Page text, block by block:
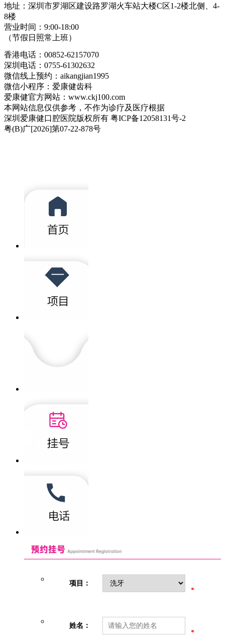
地址：深圳市罗湖区建设路罗湖火车站大楼C区1-2楼北侧、4-
8楼
营业时间：9:00-18:00
（节假日照常上班）
香港电话：00852-62157070
深圳电话：0755-61302632
微信线上预约：aikangjian1995
微信小程序：爱康健齿科
爱康健官方网站：www.ckj100.com
本网站信息仅供参考，不作为诊疗及医疗根据
深圳爱康健口腔医院版权所有 粤ICP备12058131号-2
粤(B)广[2026]第07-22-878号
项目：
*
姓名：
*